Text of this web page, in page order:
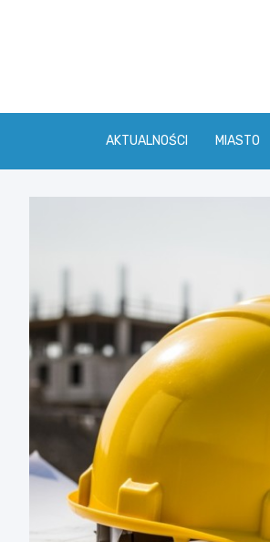
AKTUALNOŚCI MIASTO